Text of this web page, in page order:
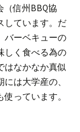
（信州BBQ協
ています。 だ
バーベキューの
しく食べる為の
はなかなか真似
には大学産の、
っています。